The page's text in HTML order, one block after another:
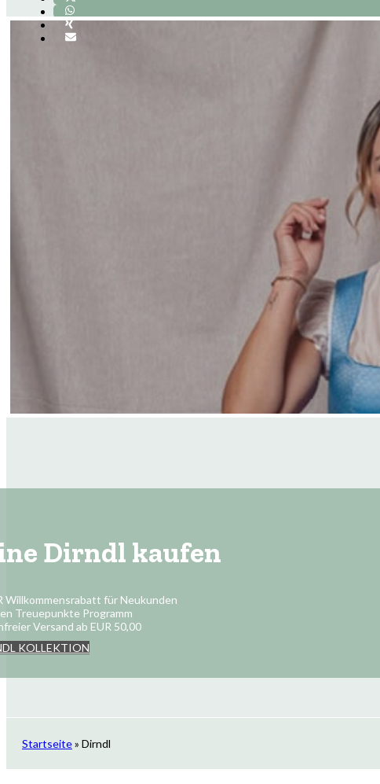
Dirndl kaufen
Willkommensrabatt für Neukunden
Treuepunkte Programm
Versand ab EUR 50,00
KOLLEKTION
Startseite» Dirndl